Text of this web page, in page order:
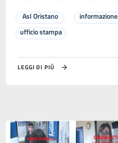
Asl Oristano informazione
ufficio stampa
LEGGI DI PIÙ